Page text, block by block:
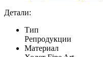
Детали:
Тип
Репродукции
Материал